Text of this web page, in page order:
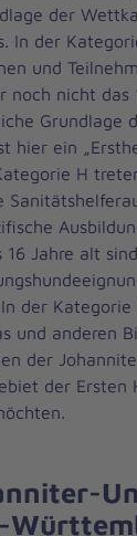
der
In der
und
noch nicht das
Grundlage
hier ein
H
Jahre alt
der Kategorie
und anderen
der
der Ersten